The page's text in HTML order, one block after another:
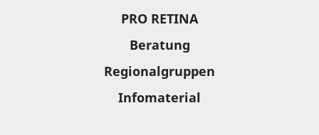
PRO RETINA
Beratung
Regionalgruppen
Infomaterial